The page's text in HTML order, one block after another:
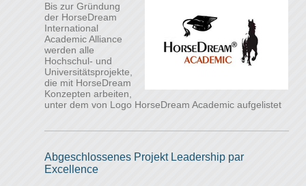
Bis zur Gründung
der HorseDream
International
Academic Alliance
werden alle
Hochschul- und
Universitätsprojekte,
die mit HorseDream
Konzepten arbeiten,
unter dem von Logo HorseDream Academic aufgelistet
Abgeschlossenes Projekt Leadership par
Excellence